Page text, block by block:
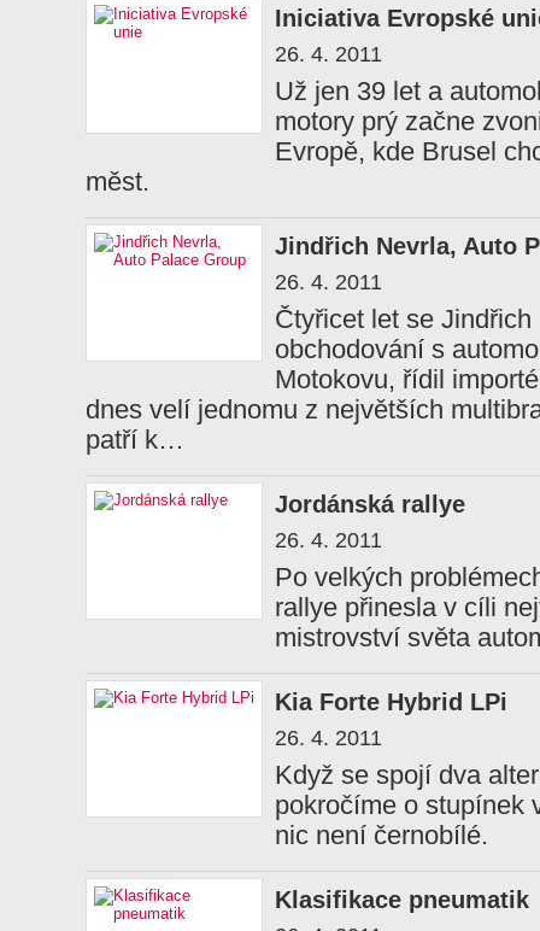
Iniciativa Evropské
26. 4. 2011
Už jen 39 let a
motory prý začne
Evropě, kde Brusel
měst.
Jindřich Nevrla, Auto
26. 4. 2011
Čtyřicet let se
obchodování s
Motokovu, řídil
dnes velí jednomu z největších
patří k…
Jordánská rallye
26. 4. 2011
Po velkých
rallye přinesla v cíli
mistrovství světa
Kia Forte Hybrid LPi
26. 4. 2011
Když se spojí dva
pokročíme o stupínek
nic není černobílé.
Klasifikace pneumatik